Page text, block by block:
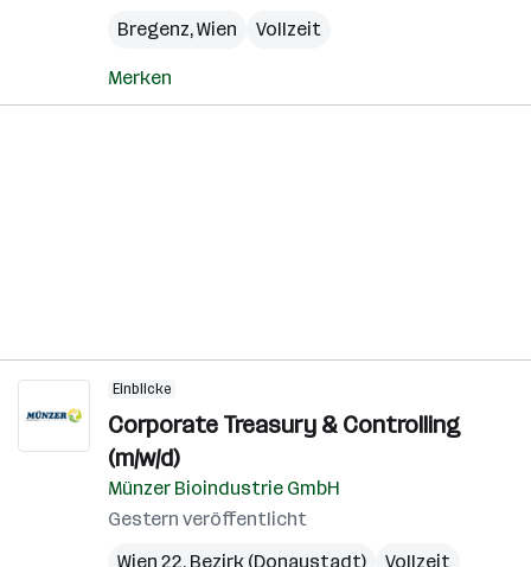
Bregenz,Wien Vollzeit
Merken
Einblicke
Corporate Treasury & Controlling
(m/w/d)
Münzer Bioindustrie GmbH
Gestern veröffentlicht
Wien 22. Bezirk (Donaustadt)
Vollzeit